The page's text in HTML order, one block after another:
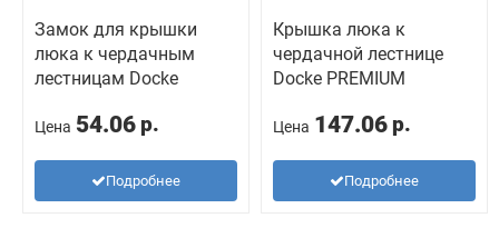
Замок для крышки
люка к чердачным
лестницам Docke
Цена 54.06 р.
Подробнее
Крышка люка к
чердачной лестнице
Docke PREMIUM
Цена 147.06 р.
Подробнее